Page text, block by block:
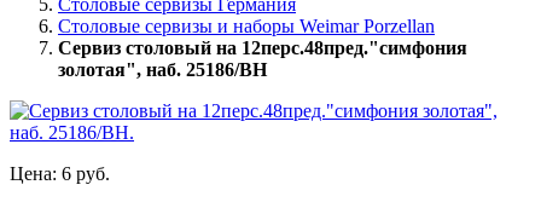
Столовые сервизы и наборы Weimar Porzellan
Сервиз столовый на 12перс.48пред."симфония
золотая", наб. 25186/BH
Цена: 6 руб.